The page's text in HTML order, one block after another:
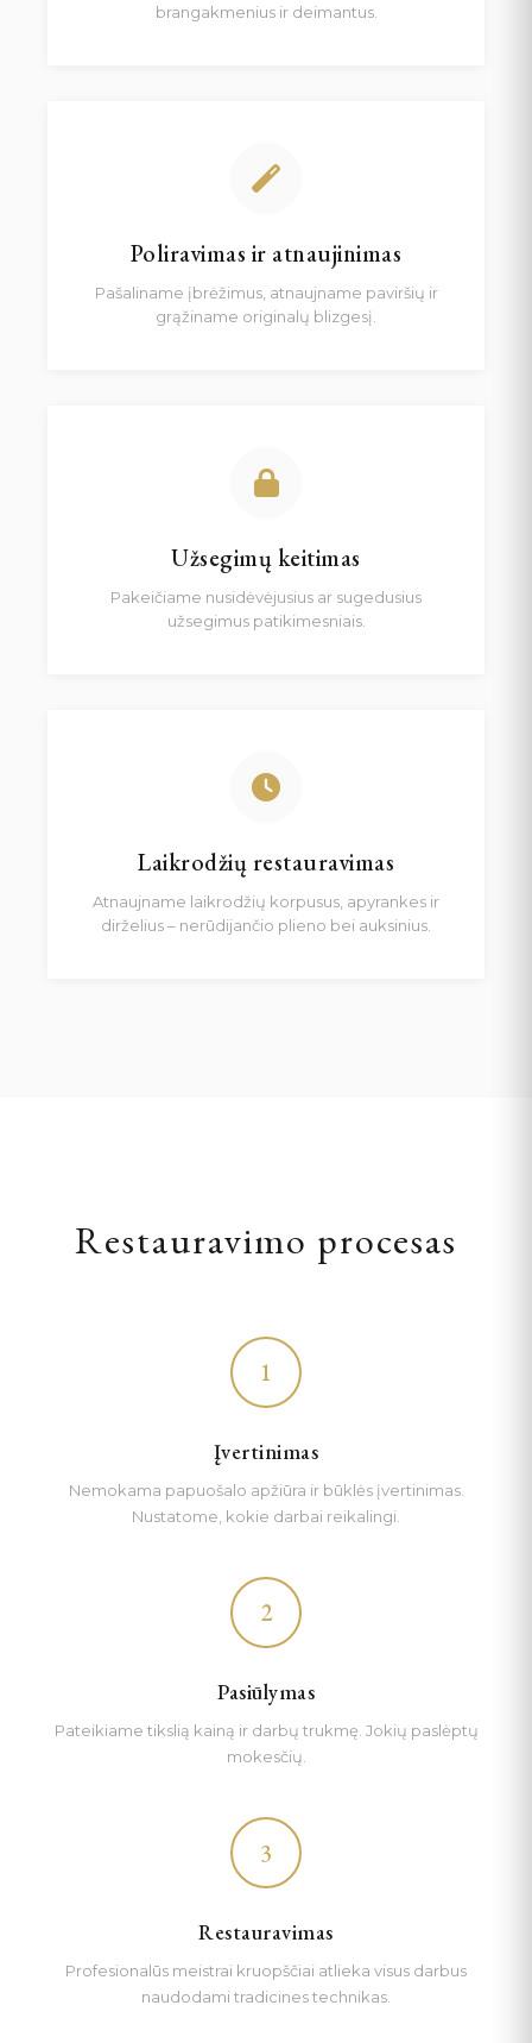
brangakmenius ir deimantus.
Poliravimas ir atnaujinimas
Pašaliname įbrėžimus, atnaujname paviršių ir
grąžiname originalų blizgesį.
Užsegimų keitimas
Pakeičiame nusidėvėjusius ar sugedusius
užsegimus patikimesniais.
Laikrodžių restauravimas
Atnaujname laikrodžių korpusus, apyrankes ir
dirželius – nerūdijančio plieno bei auksinius.
Restauravimo procesas
1
Įvertinimas
Nemokama papuošalo apžiūra ir būklės įvertinimas.
Nustatome, kokie darbai reikalingi.
2
Pasiūlymas
Pateikiame tikslią kainą ir darbų trukmę. Jokių paslėptų
mokesčių.
3
Restauravimas
Profesionalūs meistrai kruopščiai atlieka visus darbus
naudodami tradicines technikas.